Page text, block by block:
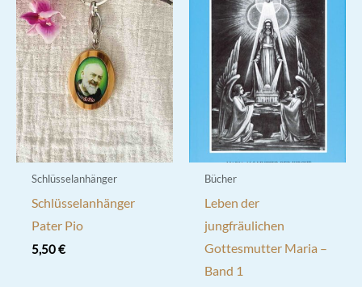
Die
Optionen
können
auf
der
Produktseite
gewählt
werden
Schlüsselanhänger
Schlüsselanhänger
Pater Pio
5,50€
Bücher
Leben der
jungfräulichen
Gottesmutter Maria –
Band 1